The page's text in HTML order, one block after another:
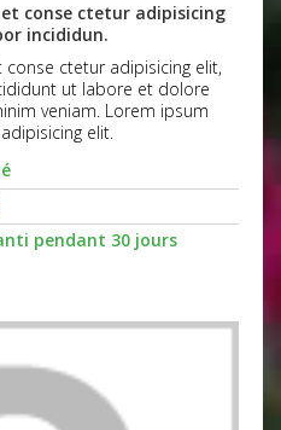
conse ctetur adipisicing
incididun.
ctetur adipisicing elit,
ut labore et dolore
veniam. Lorem ipsum
elit.
pendant 30 jours